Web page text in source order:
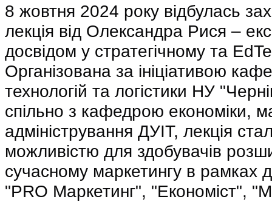
8 жовтня 2024 року відбулась
лекція від Олександра Рися –
досвідом у стратегічному та
Організована за ініціативою
технологій та логістики НУ
спільно з кафедрою економіки,
адміністрування ДУІТ, лекція
можливістю для здобувачів
сучасному маркетингу в рамках
"PRO Маркетинг", "Економіст",